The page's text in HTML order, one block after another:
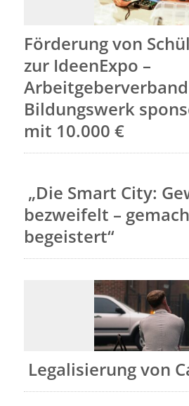
Förderung von
zur IdeenExpo –
Bildungswerk
mit 10.000 €
„Die Smart City:
bezweifelt –
begeistert“
Legalisierung von